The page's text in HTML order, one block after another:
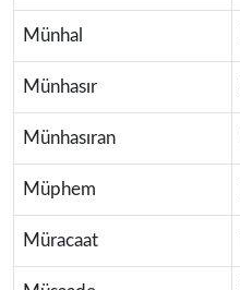
Münhal
Münhasır
Münhasıran
Müphem
Müracaat